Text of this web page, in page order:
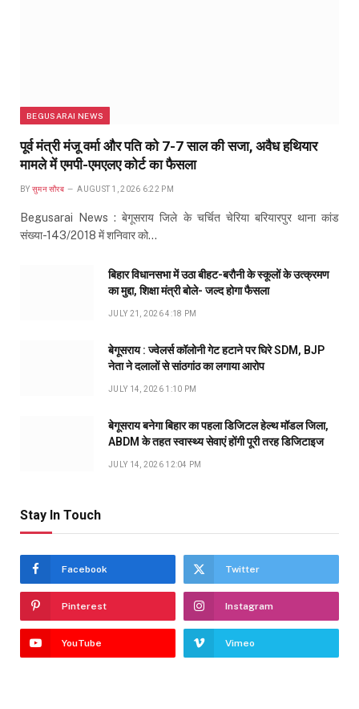
BEGUSARAI NEWS
पूर्व मंत्री मंजू वर्मा और पति को 7-7 साल की सजा, अवैध हथियार
मामले में एमपी-एमएलए कोर्ट का फैसला
BY सुमन सौरब AUGUST 1, 2026 6:22 PM
Begusarai News : बेगूसराय जिले के चर्चित चेरिया बरियारपुर थाना कांड
संख्या-143/2018 में शनिवार को…
बिहार विधानसभा में उठा बीहट-बरौनी के स्कूलों के उत्क्रमण
का मुद्दा, शिक्षा मंत्री बोले- जल्द होगा फैसला
JULY 21, 2026 4:18 PM
बेगूसराय : ज्वेलर्स कॉलोनी गेट हटाने पर घिरे SDM, BJP
नेता ने दलालों से सांठगांठ का लगाया आरोप
JULY 14, 2026 1:10 PM
बेगूसराय बनेगा बिहार का पहला डिजिटल हेल्थ मॉडल जिला,
ABDM के तहत स्वास्थ्य सेवाएं होंगी पूरी तरह डिजिटाइज
JULY 14, 2026 12:04 PM
Stay In Touch
Facebook Twitter
Pinterest Instagram
YouTube Vimeo